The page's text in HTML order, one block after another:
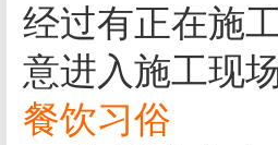
经过有正在施
意进入施工现
餐饮习俗